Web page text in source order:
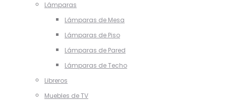
Lámparas
Lámparas de Mesa
Lámparas de Piso
Lámparas de Pared
Lámparas de Techo
Libreros
Muebles de TV